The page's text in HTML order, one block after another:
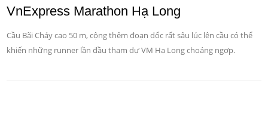
VnExpress Marathon Hạ Long
Cầu Bãi Cháy cao 50 m, cộng thêm đoạn dốc rất sâu lúc lên cầu có thể
khiến những runner lần đầu tham dự VM Hạ Long choáng ngợp.